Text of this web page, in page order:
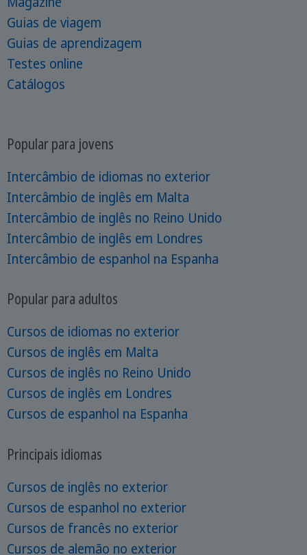
Guias de viagem
Guias de aprendizagem
Testes online
Catálogos
Popular para jovens
Intercâmbio de idiomas no exterior
Intercâmbio de inglês em Malta
Intercâmbio de inglês no Reino Unido
Intercâmbio de inglês em Londres
Intercâmbio de espanhol na Espanha
Popular para adultos
Cursos de idiomas no exterior
Cursos de inglês em Malta
Cursos de inglês no Reino Unido
Cursos de inglês em Londres
Cursos de espanhol na Espanha
Principais idiomas
Cursos de inglês no exterior
Cursos de espanhol no exterior
Cursos de francês no exterior
Cursos de alemão no exterior